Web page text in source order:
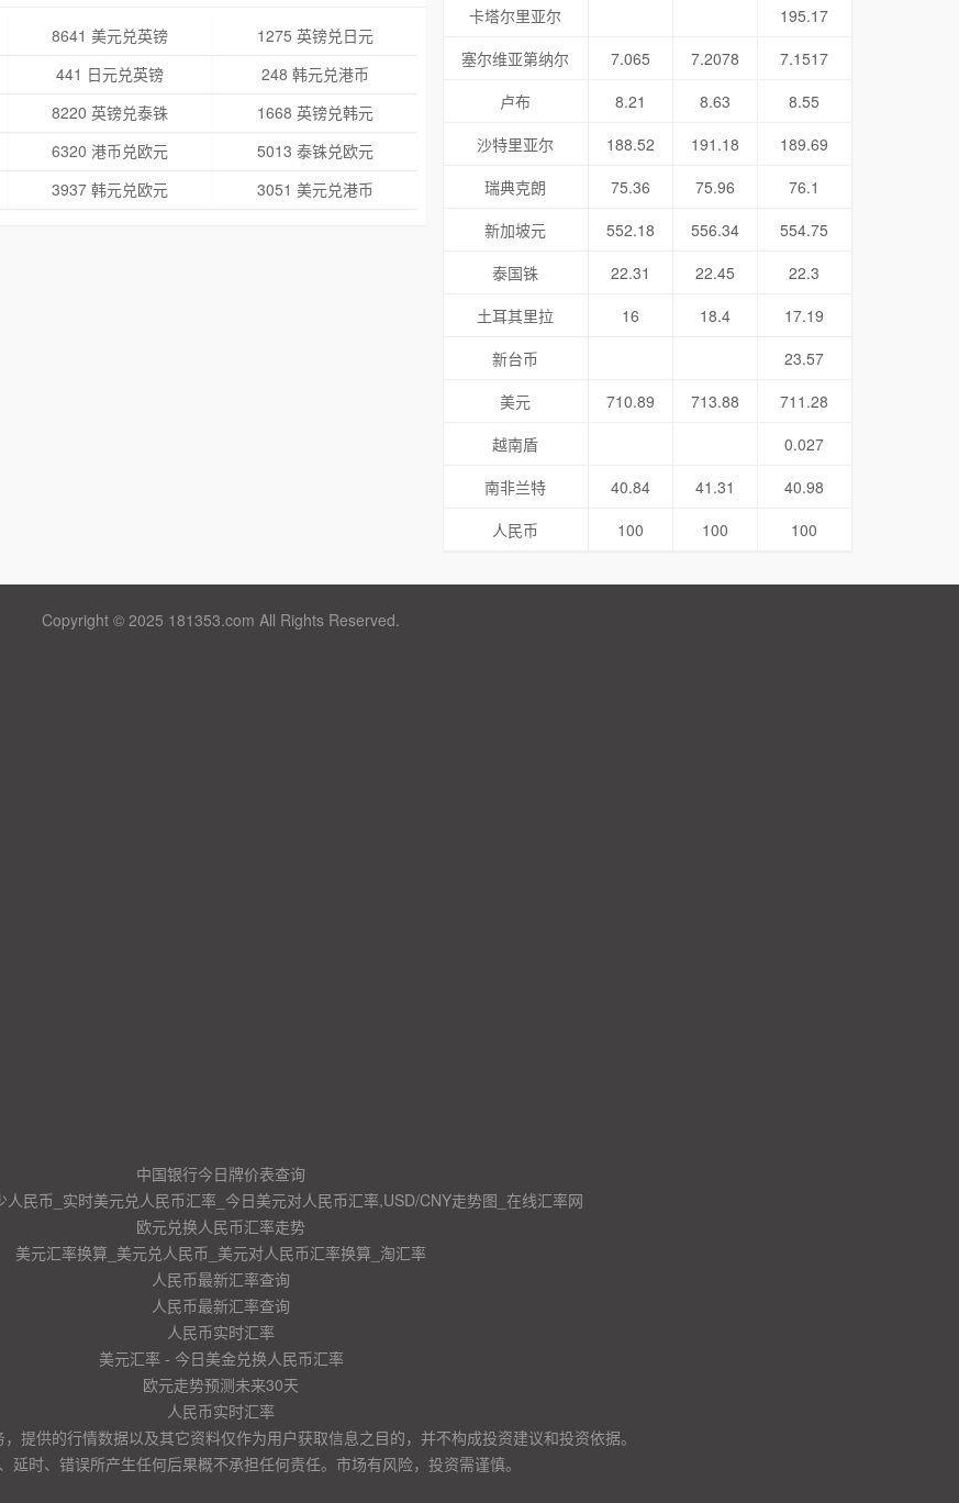
8641 美元兑英镑
1275 英镑兑日元
441 日元兑英镑
248 韩元兑港币
8220 英镑兑泰铢
1668 英镑兑韩元
6320 港币兑欧元
5013 泰铢兑欧元
3937 韩元兑欧元 3051 美元兑港币
卡塔尔里亚尔
195.17
塞尔维亚第纳尔
7.065 7.2078
7.1517
卢布
8.21 8.63
8.55
沙特里亚尔
188.52 191.18
189.69
瑞典克朗
75.36 75.96
76.1
新加坡元
552.18 556.34
554.75
泰国铢
22.31 22.45
22.3
土耳其里拉
16 18.4
17.19
新台币
23.57
美元
710.89 713.88
711.28
越南盾
0.027
南非兰特
40.84 41.31
40.98
人民币
100 100 100
Copyright © 2025 181353.com All Rights Reserved.
中国银行今日牌价表查询
人民币_实时美元兑人民币汇率_今日美元对人民币汇率,USD/CNY走势图_在线汇率网
欧元兑换人民币汇率走势
美元汇率换算_美元兑人民币_美元对人民币汇率换算_淘汇率
人民币最新汇率查询
人民币最新汇率查询
人民币实时汇率
美元汇率 - 今日美金兑换人民币汇率
欧元走势预测未来30天
人民币实时汇率
提供的行情数据以及其它资料仅作为用户获取信息之目的，并不构成投资建议和投资依据。
延时、错误所产生任何后果概不承担任何责任。市场有风险，投资需谨慎。